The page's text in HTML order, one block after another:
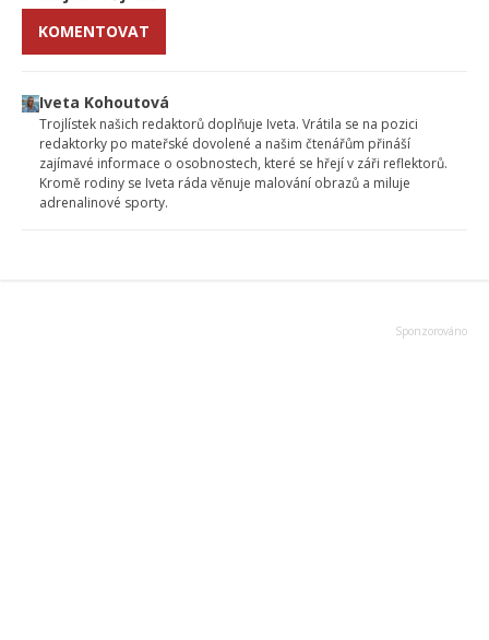
KOMENTOVAT
Iveta Kohoutová
Trojlístek našich redaktorů doplňuje Iveta. Vrátila se na pozici
redaktorky po mateřské dovolené a našim čtenářům přináší
zajímavé informace o osobnostech, které se hřejí v záři reflektorů.
Kromě rodiny se Iveta ráda věnuje malování obrazů a miluje
adrenalinové sporty.